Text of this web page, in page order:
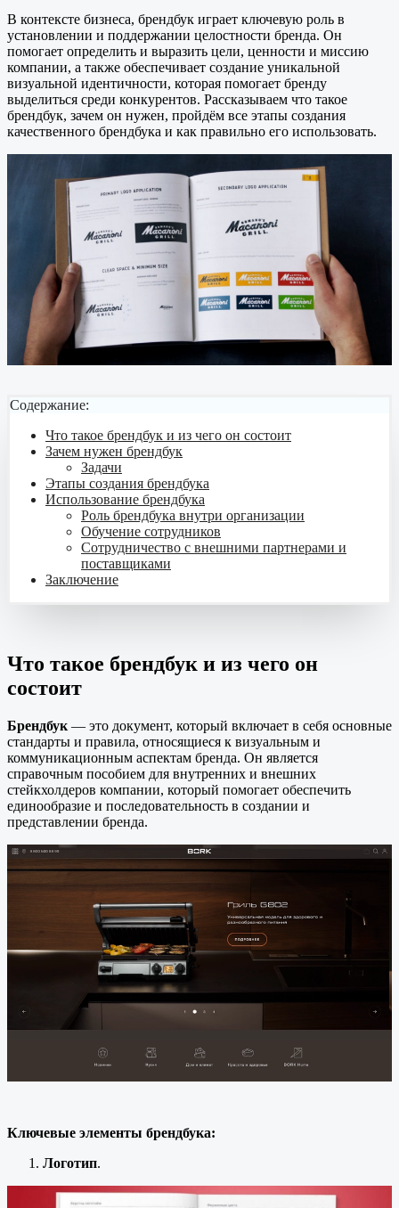
В контексте бизнеса, брендбук играет ключевую роль в
установлении и поддержании целостности бренда. Он
помогает определить и выразить цели, ценности и миссию
компании, а также обеспечивает создание уникальной
визуальной идентичности, которая помогает бренду
выделиться среди конкурентов. Рассказываем что такое
брендбук, зачем он нужен, пройдём все этапы создания
качественного брендбука и как правильно его использовать.
Содержание:
Что такое брендбук и из чего он состоит
Зачем нужен брендбук
Задачи
Этапы создания брендбука
Использование брендбука
Роль брендбука внутри организации
Обучение сотрудников
Сотрудничество с внешними партнерами и
поставщиками
Заключение
Что такое брендбук и из чего он
состоит
Брендбук — это документ, который включает в себя основные
стандарты и правила, относящиеся к визуальным и
коммуникационным аспектам бренда. Он является
справочным пособием для внутренних и внешних
стейкхолдеров компании, который помогает обеспечить
единообразие и последовательность в создании и
представлении бренда.
Ключевые элементы брендбука:
Логотип.